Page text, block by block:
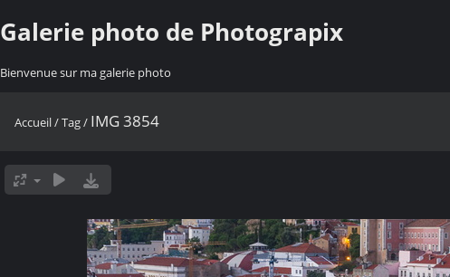
Galerie photo de Photograpix
Bienvenue sur ma galerie photo
Accueil/Tag/ IMG 3854